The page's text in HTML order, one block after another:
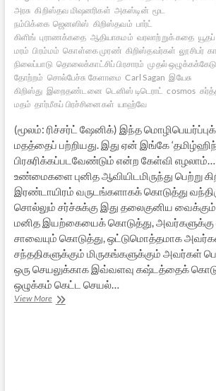
அரசு கிறிஸ்தவ மிஷனரிகள் அகஸ்டின் மூட
நம்பிக்கை ஜெனஸிஸ் கிறிஸ்தவம் பார்ட்
கிளிங் புராணக்கதை ஆதியாகமம் வரலாற்றுக் கதை
மரம் பிரம்மம் கொள்கை முரண் கிறிஸ்தவர்கள் லூசிபர்
நிலைப்பாடு தொலைக்காட்சிப் பிரசாரம் முதல் ஒழுக்கக்கேடு
தோற்றம் சொல்பேச்சு கேளாமை Carl Sagan இயேசு
கிறிஸ்து இறைதண்டனை டெனிஸ் டிடெராட் cosmos
மதம் தார்மீகப் பிரச்சினைகள் யாஹ்வே
(மூலம்: ரிச்சர்ட் ஷேனிக்) இந்த
மதத்தைப் பற்றியது. இது ஏன் இங்கே
பிரசுரிக்கப்படவேண்டும் என்ற கேள்வி எழலாம்…
உண்மைகளை புனித ஆவியிடமிருந்து பெற்று
இரண்டாயிரம் வருடங்களாகக் கொடுத்து
சொல்லும் சர்ச்சுக்கு இது தலைகுனிய
மனித இயற்கையைக் கொடுத்து, அவர்களுக்கு
சாவையும் கொடுத்து, ஒட்டுமொத்தமாக
சந்ததிகளுக்கும் மிருகங்களுக்கும் அவர்கள்
ஒரு செயலுக்காக இவ்வளவு கஷ்டத்தைக்
ஒழுக்கம் கெட்ட செயல்…
View More“முதல்